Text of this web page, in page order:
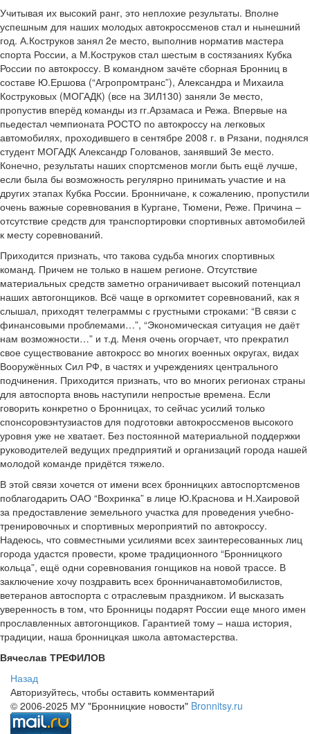
Учитывая их высокий ранг, это неплохие результаты. Вполне
успешным для наших молодых автокроссменов стал и нынешний
год. А.Коструков занял 2­е место, выполнив норматив мастера
спорта России, а М.Коструков стал шестым в состязаниях Кубка
России по автокроссу. В командном зачёте сборная Бронниц в
составе Ю.Ершова (“Агропромтранс”), Александра и Михаила
Коструковых (МОГАДК) (все на ЗИЛ­130) заняли 3­е место,
пропустив вперёд команды из гг.Арзамаса и Режа. Впервые на
пьедестал чемпионата РОСТО по автокроссу на легковых
автомобилях, проходившего в сентябре 2008 г. в Рязани, поднялся
студент МОГАДК Александр Голованов, занявший 3­е место.
Конечно, результаты наших спортсменов могли быть ещё лучше,
если была бы возможность регулярно принимать участие и на
других этапах Кубка России. Бронничане, к сожалению, пропустили
очень важные соревнования в Кургане, Тюмени, Реже. Причина –
отсутствие средств для транспортировки спортивных автомобилей
к месту соревнований.
Приходится признать, что такова судьба многих спортивных
команд. Причем не только в нашем регионе. Отсутствие
материальных средств заметно ограничивает высокий потенциал
наших автогонщиков. Всё чаще в оргкомитет соревнований, как я
слышал, приходят телеграммы с грустными строками: “В связи с
финансовыми проблемами…”, “Экономическая ситуация не даёт
нам возможности…” и т.д. Меня очень огорчает, что прекратил
свое существование автокросс во многих военных округах, видах
Вооружённых Сил РФ, в частях и учреждениях центрального
подчинения. Приходится признать, что во многих регионах страны
для автоспорта вновь наступили непростые времена. Если
говорить конкретно о Бронницах, то сейчас усилий только
спонсоров­энтузиастов для подготовки автокроссменов высокого
уровня уже не хватает. Без постоянной материальной поддержки
руководителей ведущих предприятий и организаций города нашей
молодой команде придётся тяжело.
В этой связи хочется от имени всех бронницких автоспортсменов
поблагодарить ОАО “Вохринка” в лице Ю.Краснова и Н.Хаировой
за предоставление земельного участка для проведения учебно­
тренировочных и спортивных мероприятий по автокроссу.
Надеюсь, что совместными усилиями всех заинтересованных лиц
города удастся провести, кроме традиционного “Бронницкого
кольца”, ещё одни соревнования гонщиков на новой трассе. В
заключение хочу поздравить всех бронничан­автомобилистов,
ветеранов автоспорта с отраслевым праздником. И высказать
уверенность в том, что Бронницы подарят России еще много имен
прославленных автогонщиков. Гарантией тому – наша история,
традиции, наша бронницкая школа автомастерства.
Вячеслав ТРЕФИЛОВ
Назад
Авторизуйтесь, чтобы оставить комментарий
© 2006-2025 МУ "Бронницкие новости" Bronnitsy.ru